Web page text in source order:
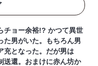
チョー余裕!? かつて異世
た男がいた。もちろん男
充となった。だが男は
送還。おまけに赤ん坊か